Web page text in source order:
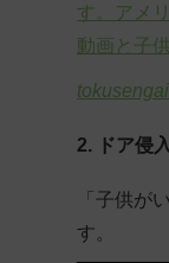
す。アメ
動画と子
2. ドア侵
「子供が
す。